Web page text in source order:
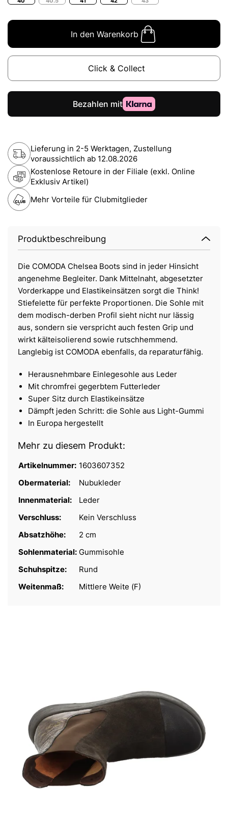
In den Warenkorb
Click & Collect
Lieferung in 2-5 Werktagen, Zustellung
voraussichtlich ab 12.08.2026
Kostenlose Retoure in der Filiale (exkl. Online
Exklusiv Artikel)
Mehr Vorteile für Clubmitglieder
Produktbeschreibung
Die COMODA Chelsea Boots sind in jeder Hinsicht
angenehme Begleiter. Dank Mittelnaht, abgesetzter
Vorderkappe und Elastikeinsätzen sorgt die Think!
Stiefelette für perfekte Proportionen. Die Sohle mit
dem modisch-derben Profil sieht nicht nur lässig
aus, sondern sie verspricht auch festen Grip und
wirkt kälteisolierend sowie rutschhemmend.
Langlebig ist COMODA ebenfalls, da reparaturfähig.
Herausnehmbare Einlegesohle aus Leder
Mit chromfrei gegerbtem Futterleder
Super Sitz durch Elastikeinsätze
Dämpft jeden Schritt: die Sohle aus Light-Gummi
In Europa hergestellt
Mehr zu diesem Produkt:
Artikelnummer: 1603607352
Obermaterial:
Nubukleder
Innenmaterial:
Leder
Verschluss:
Kein Verschluss
Absatzhöhe:
2 cm
Sohlenmaterial: Gummisohle
Schuhspitze:
Rund
Weitenmaß:
Mittlere Weite (F)